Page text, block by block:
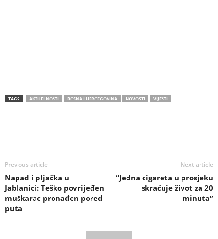
TAGS AKTUELNOSTI BOSNA I HERCEGOVINA NOVOSTI VIJESTI
Previous article
Napad i pljačka u
Jablanici: Teško povrijeđen
muškarac pronađen pored
puta
Next article
“Jedna cigareta u prosjeku
skraćuje život za 20
minuta”